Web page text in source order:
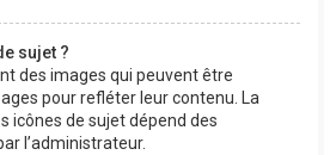
sujet ?
des images qui peuvent être
pour refléter leur contenu. La
icônes de sujet dépend des
l’administrateur.